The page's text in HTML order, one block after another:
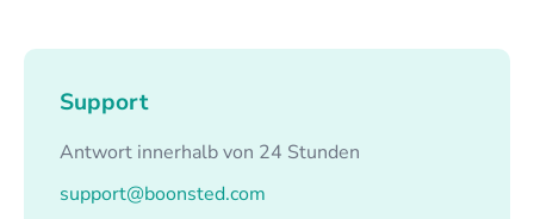
Support
Antwort innerhalb von 24 Stunden
support@boonsted.com